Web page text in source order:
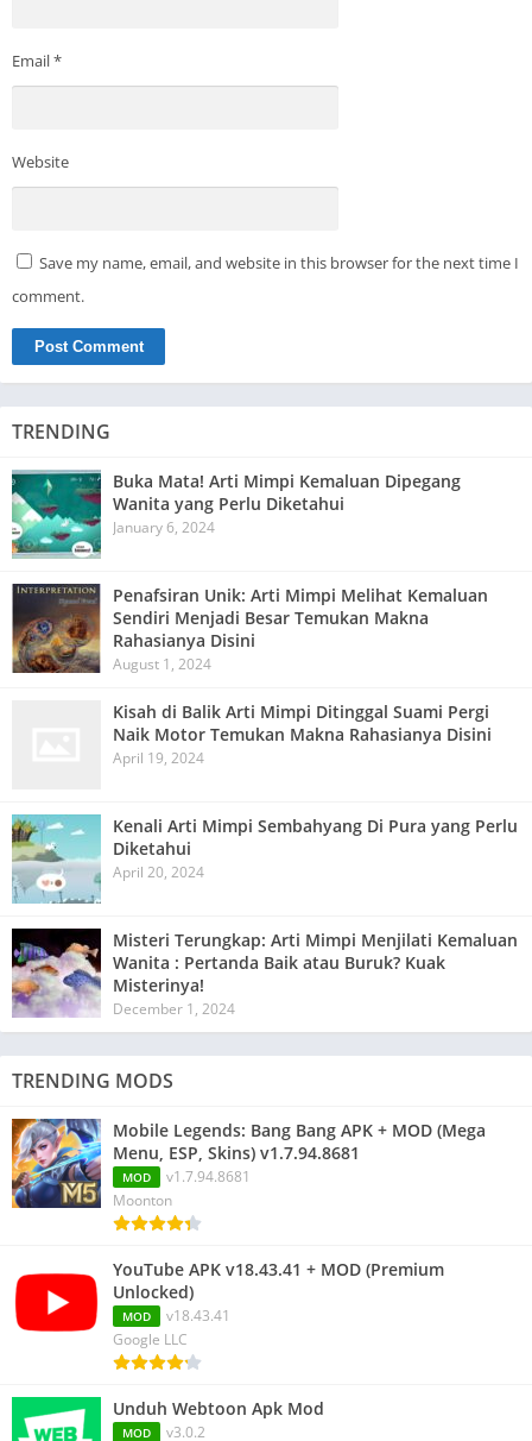
Email*
Website
Save my name, email, and website in this browser for the next time I
comment.
TRENDING
Buka Mata! Arti Mimpi Kemaluan Dipegang
Wanita yang Perlu Diketahui
January 6, 2024
Penafsiran Unik: Arti Mimpi Melihat Kemaluan
Sendiri Menjadi Besar Temukan Makna
Rahasianya Disini
August 1, 2024
Kisah di Balik Arti Mimpi Ditinggal Suami Pergi
Naik Motor Temukan Makna Rahasianya Disini
April 19, 2024
Kenali Arti Mimpi Sembahyang Di Pura yang Perlu
Diketahui
April 20, 2024
Misteri Terungkap: Arti Mimpi Menjilati Kemaluan
Wanita : Pertanda Baik atau Buruk? Kuak
Misterinya!
December 1, 2024
TRENDING MODS
Mobile Legends: Bang Bang APK + MOD (Mega
Menu, ESP, Skins) v1.7.94.8681
MOD
v1.7.94.8681
Moonton
YouTube APK v18.43.41 + MOD (Premium
Unlocked)
MOD
v18.43.41
Google LLC
Unduh Webtoon Apk Mod
MOD v3.0.2